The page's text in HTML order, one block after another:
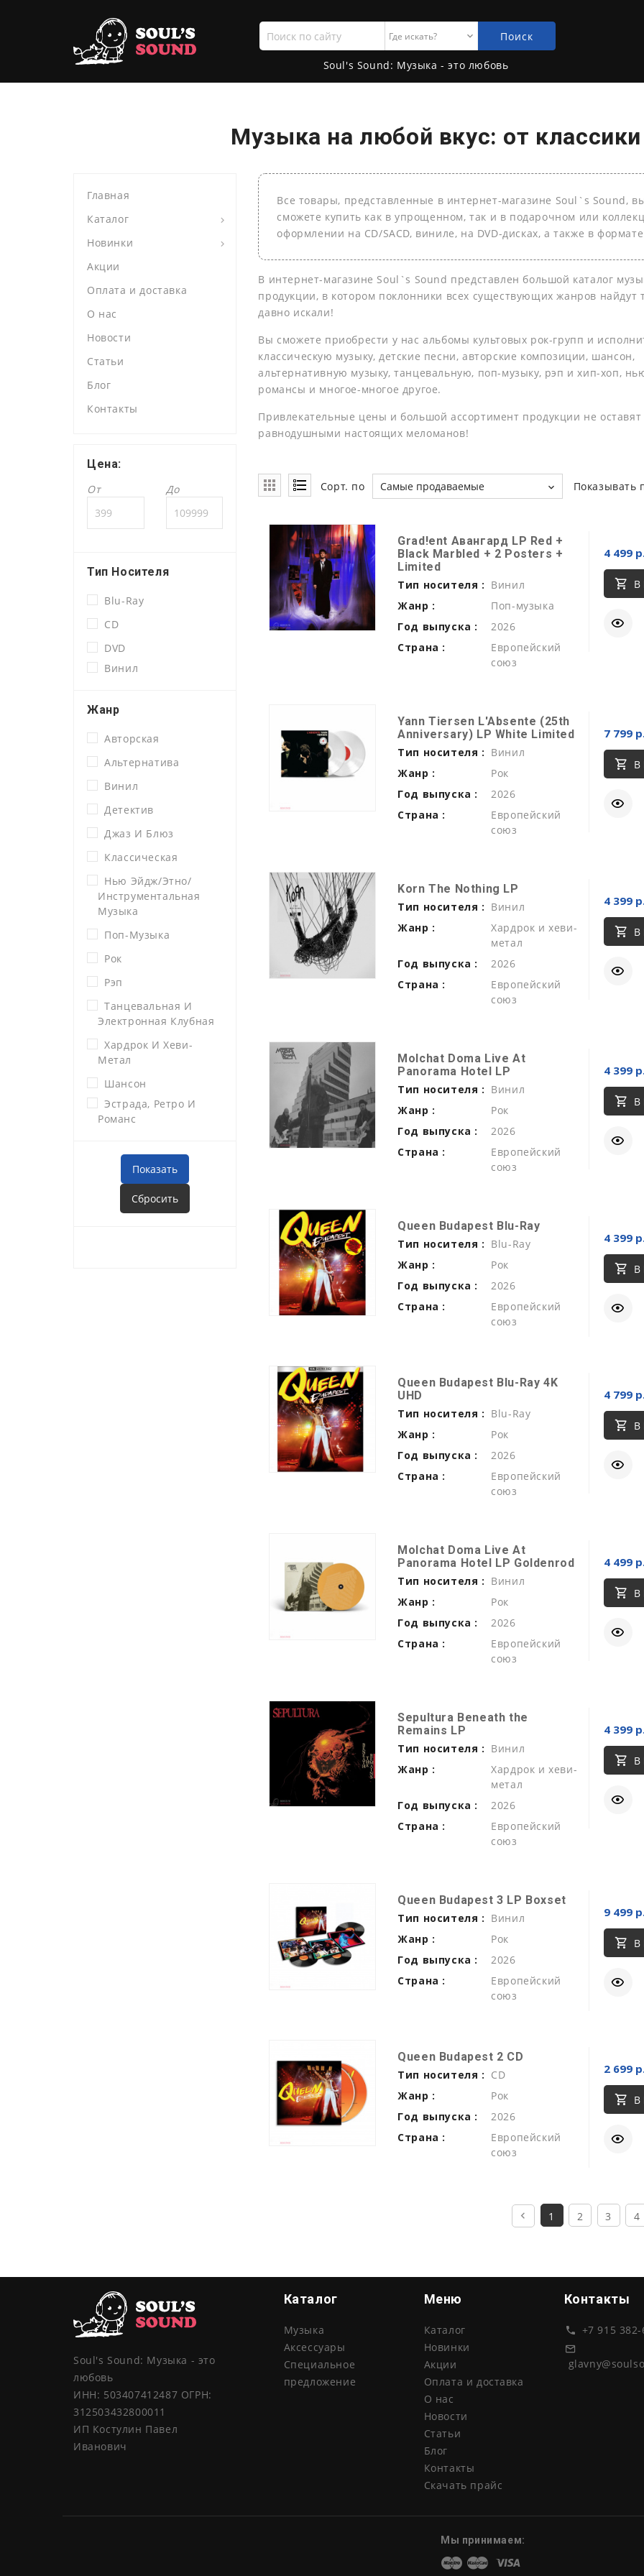
Поиск
по
сайту
Поиск
Soul's Sound: Музыка - это любовь
Музыка на любой вкус: от
Главная
Каталог
Новинки
Акции
Оплата и доставка
О нас
Новости
Статьи
Блог
Контакты
Цена:
От
До
Тип Носителя
Blu-Ray
CD
DVD
Винил
Жанр
Авторская
Альтернатива
Винил
Детектив
Джаз И Блюз
Классическая
Нью Эйдж/этно/
Инструментальная
Музыка
Поп-Музыка
Рок
Рэп
Танцевальная И
Электронная Клубная
Хардрок И Хеви-
Метал
Шансон
Эстрада, Ретро И
Романс
Все товары, представленные в интернет-магазине Soul`s Sound,
сможете купить как в упрощенном, так и в подарочном или
оформлении на СD/SACD, виниле, на DVD-дисках, а также в
В интернет-магазине Soul`s Sound представлен большой каталог
продукции, в котором поклонники всех существующих жанров найдут
давно искали!
Вы сможете приобрести у нас альбомы культовых рок-групп и
классическую музыку, детские песни, авторские композиции, шансон,
альтернативную музыку, танцевальную, поп-музыку, рэп и хип-хоп,
романсы и многое-многое другое.
Привлекательные цены и большой ассортимент продукции не оставят
равнодушными настоящих меломанов!
Сорт. по Самые продаваемые Показывать
Grad!ent Авангард LP Red +
Black Marbled + 2 Posters +
Limited
Тип носителя : Винил
Жанр :
Поп-музыка
Год выпуска :
2026
Страна :
Европейский
союз
4 499
В
Yann Tiersen L'Absente (25th
Anniversary) LP White Limited
Тип носителя : Винил
Жанр :
Рок
Год выпуска :
2026
Страна :
Европейский
союз
7 799
В
Korn The Nothing LP
Тип носителя : Винил
Жанр :
Хардрок и хеви-
метал
Год выпуска :
2026
Страна :
Европейский
союз
4 399
В
Molchat Doma Live At
Panorama Hotel LP
Тип носителя : Винил
Жанр :
Рок
Год выпуска :
2026
Страна :
Европейский
союз
4 399
В
Queen Budapest Blu-Ray
Тип носителя : Blu-Ray
Жанр :
Рок
Год выпуска :
2026
Страна :
Европейский
союз
4 399
В
Queen Budapest Blu-Ray 4K
UHD
Тип носителя : Blu-Ray
Жанр :
Рок
Год выпуска :
2026
Страна :
Европейский
союз
4 799
В
Molchat Doma Live At
Panorama Hotel LP Goldenrod
Тип носителя : Винил
Жанр :
Рок
Год выпуска :
2026
Страна :
Европейский
союз
4 499
В
Sepultura Beneath the
Remains LP
Тип носителя : Винил
Жанр :
Хардрок и хеви-
метал
Год выпуска :
2026
Страна :
Европейский
союз
4 399
В
Queen Budapest 3 LP Boxset
Тип носителя : Винил
Жанр :
Рок
Год выпуска :
2026
Страна :
Европейский
союз
9 499
В
Queen Budapest 2 CD
Тип носителя : CD
Жанр :
Рок
Год выпуска :
2026
Страна :
Европейский
союз
2 699
В
1 2 3 4
Soul's Sound: Музыка - это
любовь
ИНН: 503407412487 ОГРН:
312503432800011
ИП Костулин Павел
Иванович
Каталог
Музыка
Аксессуары
Специальное
предложение
Меню
Каталог
Новинки
Акции
Оплата и доставка
О нас
Новости
Статьи
Блог
Контакты
Скачать прайс
Контакты
+7 915 382-
Мы принимаем:
MaestroMaster